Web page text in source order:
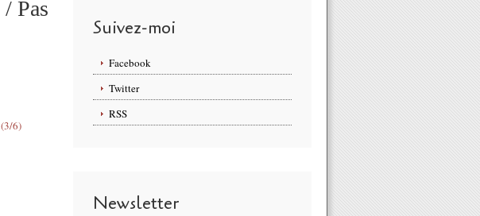
Pas
Suivez-moi
Facebook
Twitter
RSS
Newsletter